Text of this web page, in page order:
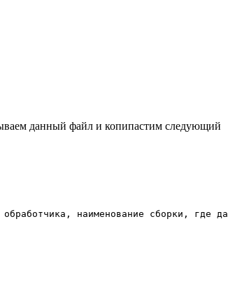
данный файл и копипастим следующий
наименование сборки, где